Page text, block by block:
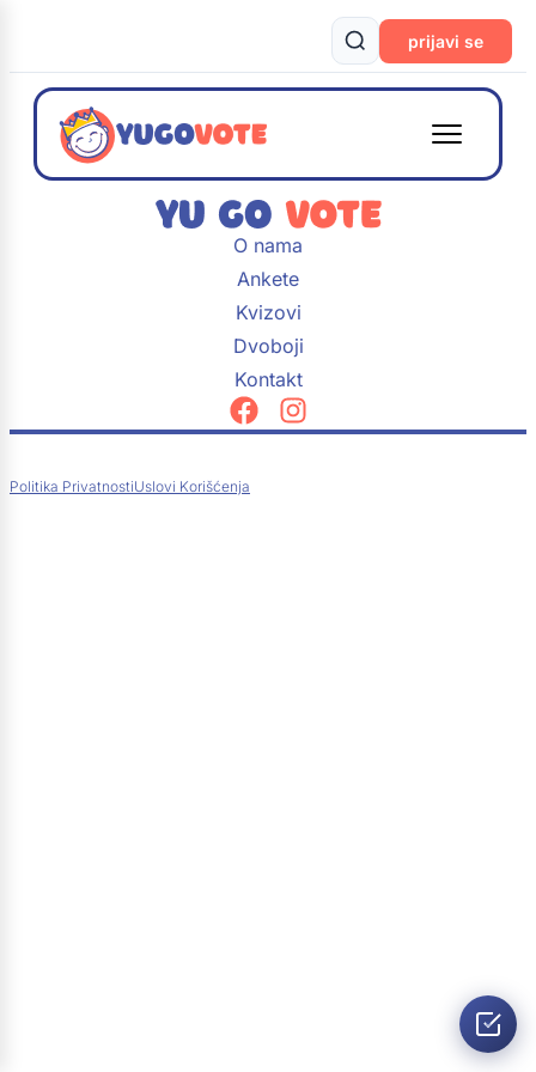
prijavi se
O nama
Ankete
Kvizovi
Dvoboji
Kontakt
Politika PrivatnostiUslovi Korišćenja